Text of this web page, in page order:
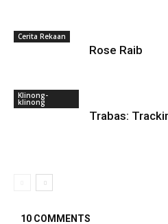
Cerita Rekaan
Rose Raib
Klinong-
klinong
Trabas:
10 COMMENTS